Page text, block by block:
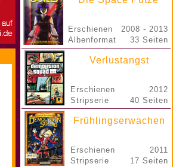
Erschienen
Albenformat
2008 - 2013
33 Seiten
Verlustangst
Erschienen
Stripserie
2012
40 Seiten
Frühlingserwachen
Erschienen
Stripserie
2011
17 Seiten